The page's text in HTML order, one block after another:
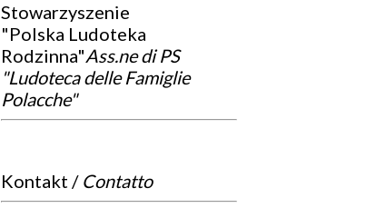
Stowarzyszenie
"Polska Ludoteka
Rodzinna"Ass.ne di PS
"Ludoteca delle Famiglie
Polacche"
Kontakt /Contatto